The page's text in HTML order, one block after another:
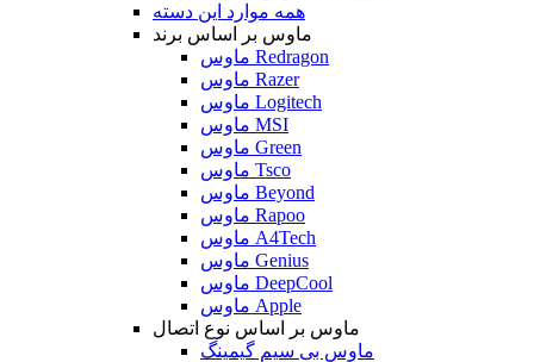
همه موارد این دسته
ماوس بر اساس برند
ماوس Redragon
ماوس Razer
ماوس Logitech
ماوس MSI
ماوس Green
ماوس Tsco
ماوس Beyond
ماوس Rapoo
ماوس A4Tech
ماوس Genius
ماوس DeepCool
ماوس Apple
ماوس بر اساس نوع اتصال
ماوس بی سیم گیمینگ